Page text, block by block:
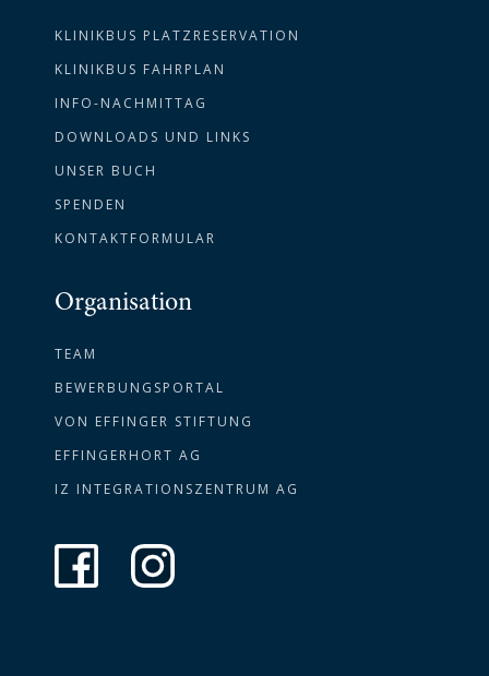
KLINIKBUS PLATZRESERVATION
KLINIKBUS FAHRPLAN
INFO-NACHMITTAG
DOWNLOADS UND LINKS
UNSER BUCH
SPENDEN
KONTAKTFORMULAR
Organisation
TEAM
BEWERBUNGSPORTAL
VON EFFINGER STIFTUNG
EFFINGERHORT AG
IZ INTEGRATIONSZENTRUM AG